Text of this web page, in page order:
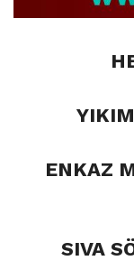
ENKAZ
SIVA